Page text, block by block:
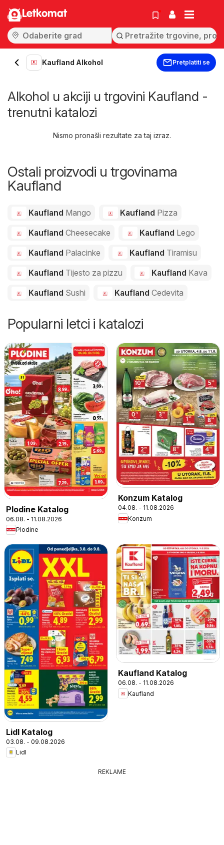
Letkomat
Kaufland Alkohol Pretplatiti se
Alkohol u akciji u trgovini Kaufland -
trenutni katalozi
Nismo pronašli rezultate za taj izraz.
Ostali proizvodi u trgovinama
Kaufland
Kaufland Mango Kaufland Pizza
Kaufland Cheesecake Kaufland Lego
Kaufland Palacinke Kaufland Tiramisu
Kaufland Tijesto za pizzu Kaufland Kava
Kaufland Sushi Kaufland Cedevita
Popularni letci i katalozi
Plodine Katalog
06.08. - 11.08.2026
Plodine
Konzum Katalog
04.08. - 11.08.2026
Konzum
Lidl Katalog
03.08. - 09.08.2026
Lidl
Kaufland Katalog
06.08. - 11.08.2026
Kaufland
REKLAME